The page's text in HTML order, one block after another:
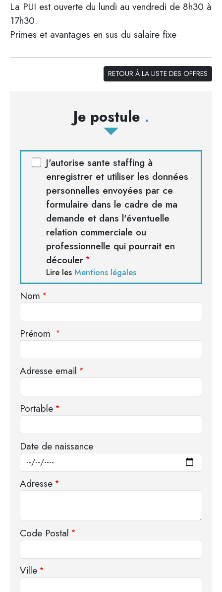
La PUI est ouverte du lundi au vendredi de 8h30 à
17h30.
Primes et avantages en sus du salaire fixe
RETOUR À LA LISTE DES OFFRES
Je postule
J'autorise sante staffing à
enregistrer et utiliser les données
personnelles envoyées par ce
formulaire dans le cadre de ma
demande et dans l'éventuelle
relation commerciale ou
professionnelle qui pourrait en
découler
Lire les Mentions légales
Nom
Prénom
Adresse email
Portable
Date de naissance
Adresse
Code Postal
Ville